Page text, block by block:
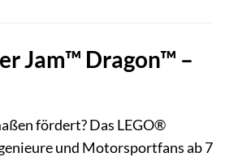
Jam™ Dragon™ –
fördert? Das LEGO®
und Motorsportfans ab 7